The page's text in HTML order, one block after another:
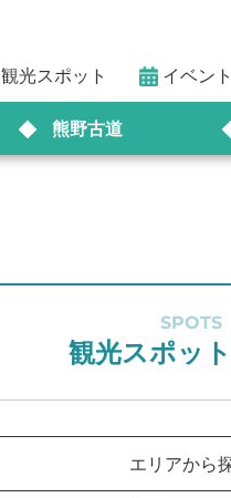
観光スポット イベント
熊野古道
SPOTS
観光スポッ
エリアから